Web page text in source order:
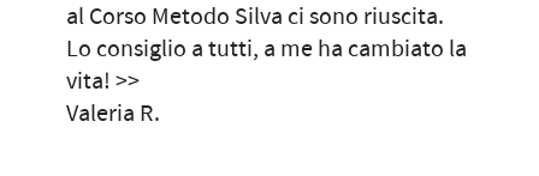
al Corso Metodo Silva ci sono riuscita.
Lo consiglio a tutti, a me ha cambiato la
vita! >>
Valeria R.